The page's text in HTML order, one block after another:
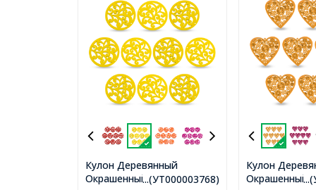
...(УТ000003768)
Кулон Деревянный
Окрашенный, Круглый
Кулон
Окрашенный,